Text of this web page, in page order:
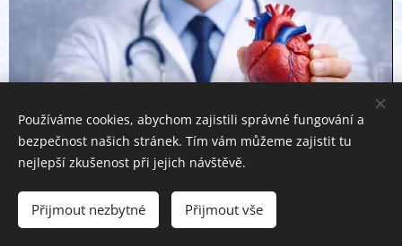
Používáme cookies, abychom zajistili správné fungování a
bezpečnost našich stránek. Tím vám můžeme zajistit tu
nejlepší zkušenost při jejich návštěvě.
Přijmout nezbytné Přijmout vše